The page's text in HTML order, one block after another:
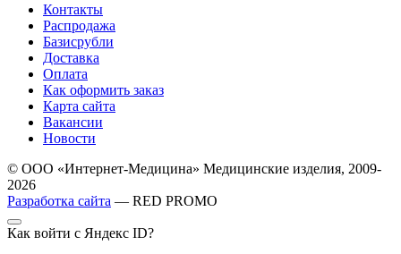
Контакты
Распродажа
Базисрубли
Доставка
Оплата
Как оформить заказ
Карта сайта
Вакансии
Новости
© ООО «Интернет-Медицина» Медицинские изделия, 2009-
2026
Разработка сайта — RED PROMO
Как войти с Яндекс ID?